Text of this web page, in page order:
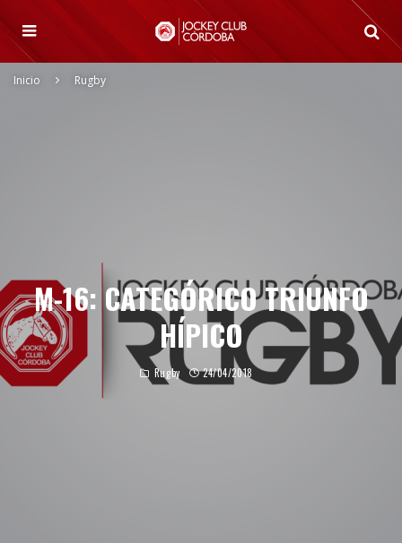
Inicio Rugby
M-16: CATEGÓRICO TRIUNFO
HÍPICO
Rugby 24/04/2018